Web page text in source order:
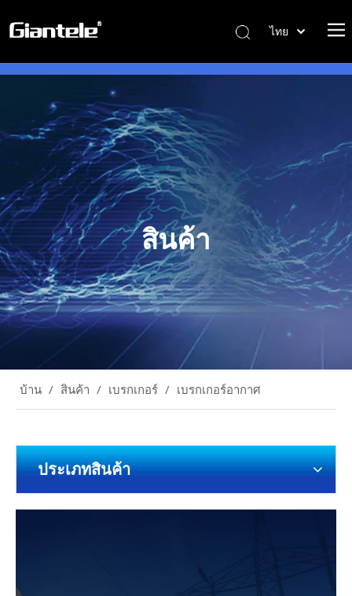
ไทย
Tiếng Việt
Pусский
العربية
简体中文
English
สินค้า
บ้าน / สินค้า / เบรกเกอร์ / เบรกเกอร์อากาศ
ประเภทสินค้า